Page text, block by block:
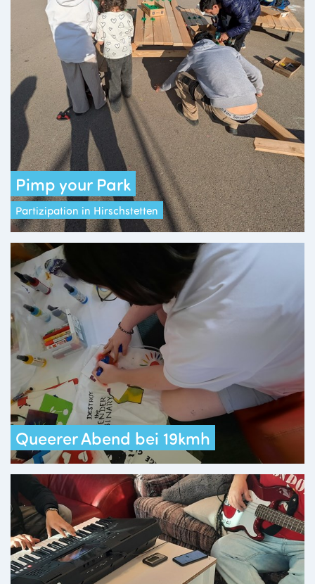
Pimp your Park
Partizipation in Hirschstetten
Queerer Abend bei 19kmh